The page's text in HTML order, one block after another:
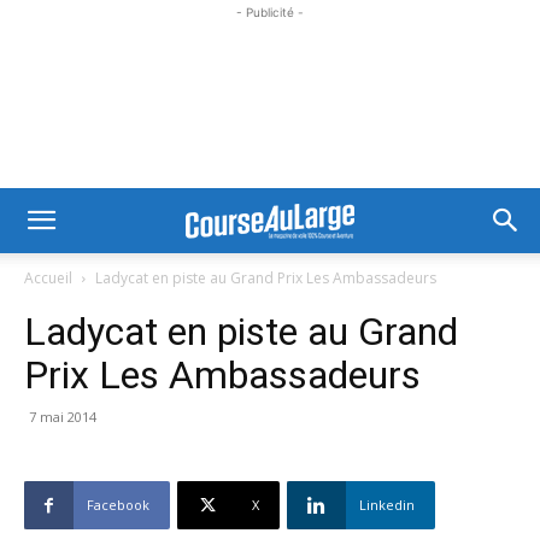
- Publicité -
Accueil Ladycat en piste au Grand Prix Les Ambassadeurs
Ladycat en piste au Grand
Prix Les Ambassadeurs
7 mai 2014
Facebook X Linkedin